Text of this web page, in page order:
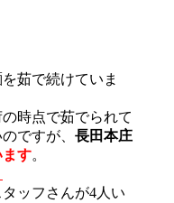
茹で続けていま
時点で茹でられて
ですが、 長田本庄
ます。
ッフさんが4人い